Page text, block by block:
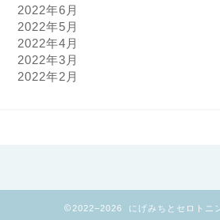
2022年6月
2022年5月
2022年4月
2022年3月
2022年2月
2022–2026 にげみちとセロトニ